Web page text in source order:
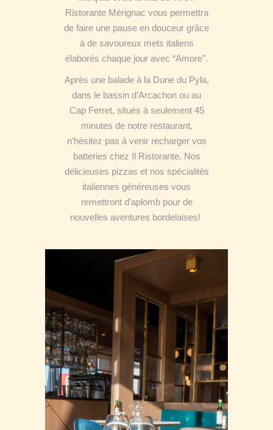
Ristorante Mérignac vous permettra
de faire une pause en douceur grâce
à de savoureux mets italiens
élaborés chaque jour avec “Amore”.
Après une balade à la Dune du Pyla,
dans le bassin d’Arcachon ou au
Cap Ferret, situés à seulement 45
minutes de notre restaurant,
n’hésitez pas à venir recharger vos
batteries chez Il Ristorante. Nos
délicieuses pizzas et nos spécialités
italiennes généreuses vous
remettront d’aplomb pour de
nouvelles aventures bordelaises!